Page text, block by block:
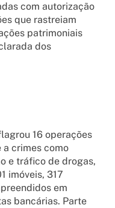
com autorização
que rastreiam
patrimoniais
dos
16 operações
crimes como
e tráfico de drogas,
imóveis, 317
em
bancárias. Parte